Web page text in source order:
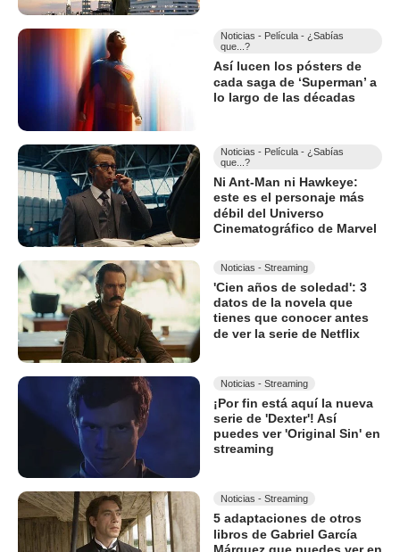
Noticias - Película - ¿Sabías
que...?
Así lucen los pósters de
cada saga de ‘Superman’ a
lo largo de las décadas
Noticias - Película - ¿Sabías
que...?
Ni Ant-Man ni Hawkeye:
este es el personaje más
débil del Universo
Cinematográfico de Marvel
Noticias - Streaming
'Cien años de soledad': 3
datos de la novela que
tienes que conocer antes
de ver la serie de Netflix
Noticias - Streaming
¡Por fin está aquí la nueva
serie de 'Dexter'! Así
puedes ver 'Original Sin' en
streaming
Noticias - Streaming
5 adaptaciones de otros
libros de Gabriel García